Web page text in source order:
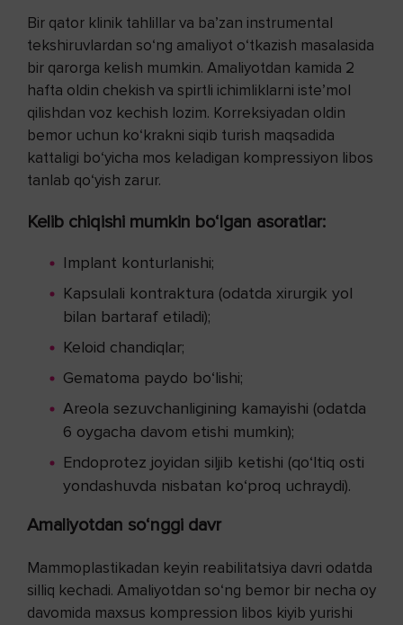
Bir qator klinik tahlillar va ba’zan instrumental
tekshiruvlardan so‘ng amaliyot o‘tkazish masalasida
bir qarorga kelish mumkin. Amaliyotdan kamida 2
hafta oldin chekish va spirtli ichimliklarni iste’mol
qilishdan voz kechish lozim. Korreksiyadan oldin
bemor uchun ko‘krakni siqib turish maqsadida
kattaligi bo‘yicha mos keladigan kompressiyon libos
tanlab qo‘yish zarur.
Kelib chiqishi mumkin bo‘lgan asoratlar:
Implant konturlanishi;
Kapsulali kontraktura (odatda xirurgik yol
bilan bartaraf etiladi);
Keloid chandiqlar;
Gematoma paydo bo‘lishi;
Areola sezuvchanligining kamayishi (odatda
6 oygacha davom etishi mumkin);
Endoprotez joyidan siljib ketishi (qo‘ltiq osti
yondashuvda nisbatan ko‘proq uchraydi).
Amaliyotdan so‘nggi davr
Mammoplastikadan keyin reabilitatsiya davri odatda
silliq kechadi. Amaliyotdan so‘ng bemor bir necha oy
davomida maxsus kompression libos kiyib yurishi